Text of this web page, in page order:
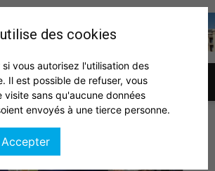
Association
des cookies
vous autorisez l'utilisation des
Il est possible de refuser, vous
visite sans qu'aucune données
envoyés à une tierce personne.
Accepter